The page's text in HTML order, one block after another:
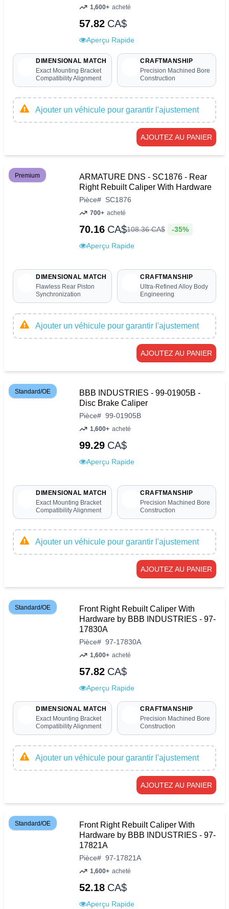
1,600+ acheté
57.82 CA$
Aperçu Rapide
DIMENSIONAL MATCH
Exact Mounting Bracket
Compatibility Alignment
CRAFTMANSHIP
Precision Machined Bore
Construction
Ajouter un véhicule pour garantir l'ajustement
AJOUTEZ AU PANIER
Premium
ARMATURE DNS - SC1876 - Rear
Right Rebuilt Caliper With Hardware
Pièce# SC1876
700+ acheté
70.16 CA$108.36CA$ -35%
Aperçu Rapide
DIMENSIONAL MATCH
Flawless Rear Piston
Synchronization
CRAFTMANSHIP
Ultra-Refined Alloy Body
Engineering
Ajouter un véhicule pour garantir l'ajustement
AJOUTEZ AU PANIER
Standard/OE
BBB INDUSTRIES - 99-01905B -
Disc Brake Caliper
Pièce# 99-01905B
1,600+ acheté
99.29 CA$
Aperçu Rapide
DIMENSIONAL MATCH
Exact Mounting Bracket
Compatibility Alignment
CRAFTMANSHIP
Precision Machined Bore
Construction
Ajouter un véhicule pour garantir l'ajustement
AJOUTEZ AU PANIER
Standard/OE
Front Right Rebuilt Caliper With
Hardware by BBB INDUSTRIES - 97-
17830A
Pièce# 97-17830A
1,600+ acheté
57.82 CA$
Aperçu Rapide
DIMENSIONAL MATCH
Exact Mounting Bracket
Compatibility Alignment
CRAFTMANSHIP
Precision Machined Bore
Construction
Ajouter un véhicule pour garantir l'ajustement
AJOUTEZ AU PANIER
Standard/OE
Front Right Rebuilt Caliper With
Hardware by BBB INDUSTRIES - 97-
17821A
Pièce# 97-17821A
1,600+ acheté
52.18 CA$
Aperçu Rapide